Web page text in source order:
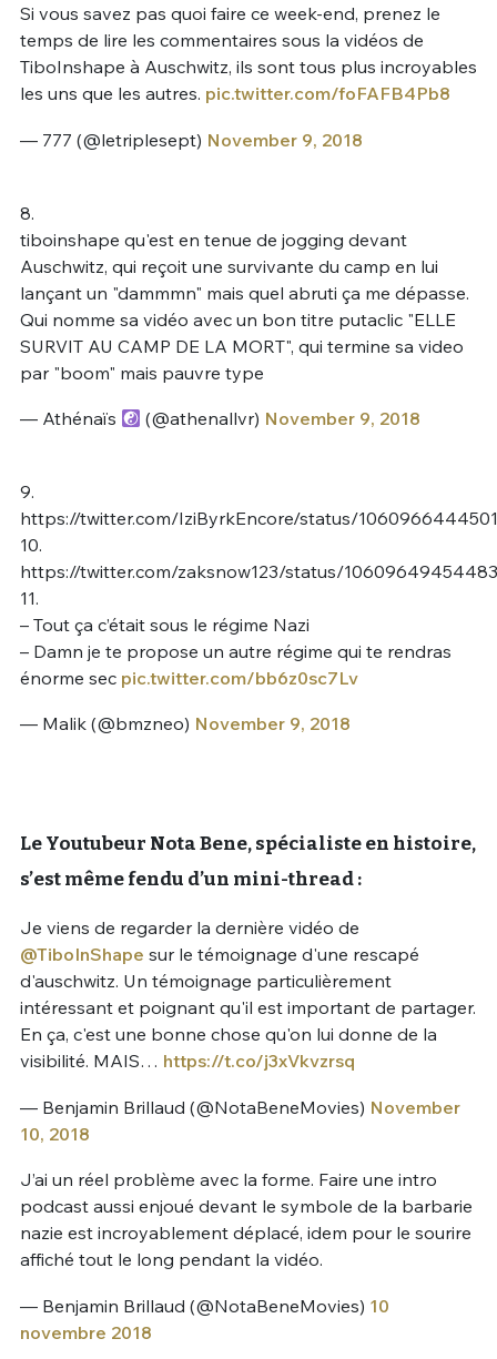
Si vous savez pas quoi faire ce week-end, prenez le
temps de lire les commentaires sous la vidéos de
TiboInshape à Auschwitz, ils sont tous plus incroyables
les uns que les autres. pic.twitter.com/foFAFB4Pb8
— 777 (@letriplesept) November 9, 2018
8.
tiboinshape qu'est en tenue de jogging devant
Auschwitz, qui reçoit une survivante du camp en lui
lançant un "dammmn" mais quel abruti ça me dépasse.
Qui nomme sa vidéo avec un bon titre putaclic "ELLE
SURVIT AU CAMP DE LA MORT", qui termine sa video
par "boom" mais pauvre type
— Athénaïs (@athenallvr) November 9, 2018
9.
https://twitter.com/IziByrkEncore/status/
10.
https://twitter.com/zaksnow123/status/
11.
– Tout ça c’était sous le régime Nazi
– Damn je te propose un autre régime qui te rendras
énorme sec pic.twitter.com/bb6z0sc7Lv
— Malik (@bmzneo) November 9, 2018
Le Youtubeur Nota Bene, spécialiste en histoire,
s’est même fendu d’un mini-thread :
Je viens de regarder la dernière vidéo de
@TiboInShape sur le témoignage d'une rescapé
d'auschwitz. Un témoignage particulièrement
intéressant et poignant qu'il est important de partager.
En ça, c'est une bonne chose qu'on lui donne de la
visibilité. MAIS… https://t.co/j3xVkvzrsq
— Benjamin Brillaud (@NotaBeneMovies) November
10, 2018
J’ai un réel problème avec la forme. Faire une intro
podcast aussi enjoué devant le symbole de la barbarie
nazie est incroyablement déplacé, idem pour le sourire
affiché tout le long pendant la vidéo.
— Benjamin Brillaud (@NotaBeneMovies) 10
novembre 2018